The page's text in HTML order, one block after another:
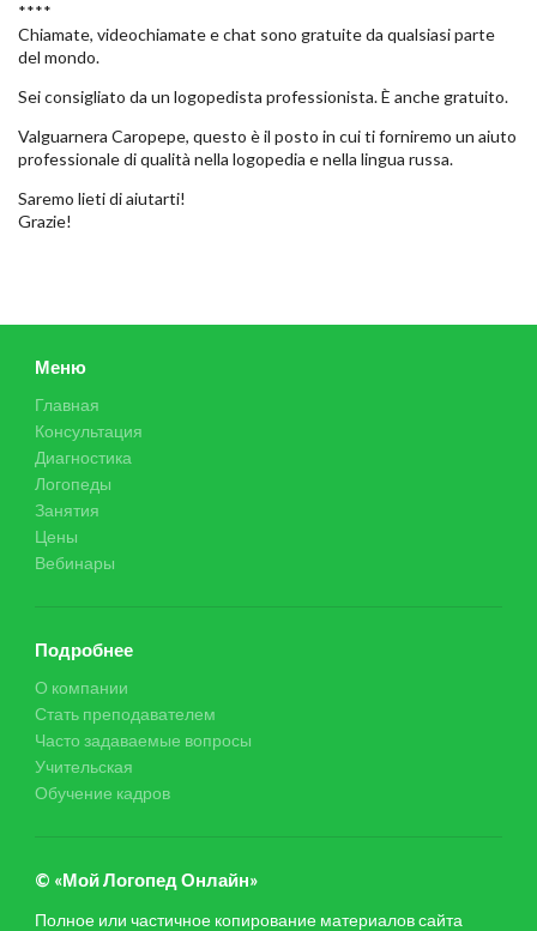
****
Chiamate, videochiamate e chat sono gratuite da qualsiasi parte
del mondo.
Sei consigliato da un logopedista professionista. È anche gratuito.
Valguarnera Caropepe, questo è il posto in cui ti forniremo un aiuto
professionale di qualità nella logopedia e nella lingua russa.
Saremo lieti di aiutarti!
Grazie!
Меню
Главная
Консультация
Диагностика
Логопеды
Занятия
Цены
Вебинары
Подробнее
О компании
Стать преподавателем
Часто задаваемые вопросы
Учительская
Обучение кадров
© «Мой Логопед Онлайн»
Полное или частичное копирование материалов сайта